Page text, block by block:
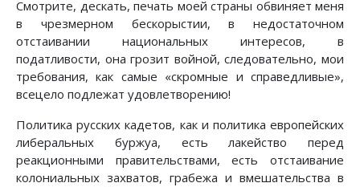
Смотрите, дескать, печать моей страны обвиняет меня
в чрезмерном бескорыстии, в недостаточном
отстаивании национальных интересов, в
податливости, она грозит войной, следовательно, мои
требования, как самые «скромные и справедливые»,
всецело подлежат удовлетворению!
Политика русских кадетов, как и политика европейских
либеральных буржуа, есть лакейство перед
реакционными правительствами, есть отстаивание
колониальных захватов, грабежа и вмешательства в